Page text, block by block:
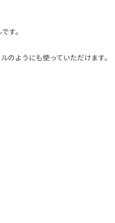
す。
のようにも使っていただけます。